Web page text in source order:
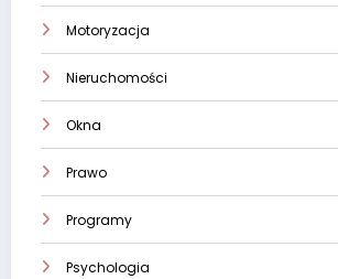
Motoryzacja
Nieruchomości
Okna
Prawo
Programy
Psychologia